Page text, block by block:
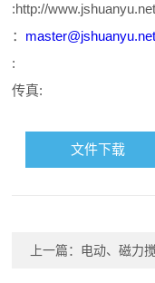
:http://www.jshuanyu.net
： master@jshuanyu.net
:
传真:
文件下载
上一篇： 电动、磁力